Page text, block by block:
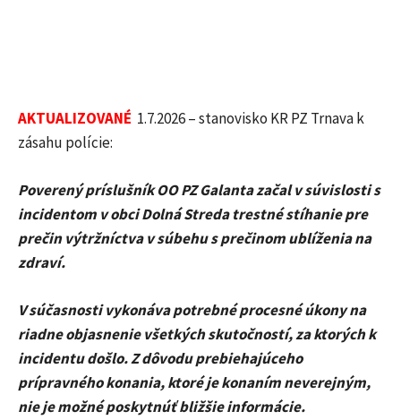
AKTUALIZOVANÉ 1.7.2026 – stanovisko KR PZ Trnava k
zásahu polície:
Poverený príslušník OO PZ Galanta začal v súvislosti s
incidentom v obci Dolná Streda trestné stíhanie pre
prečin výtržníctva v súbehu s prečinom ublíženia na
zdraví.
V súčasnosti vykonáva potrebné procesné úkony na
riadne objasnenie všetkých skutočností, za ktorých k
incidentu došlo. Z dôvodu prebiehajúceho
prípravného konania, ktoré je konaním neverejným,
nie je možné poskytnúť bližšie informácie.